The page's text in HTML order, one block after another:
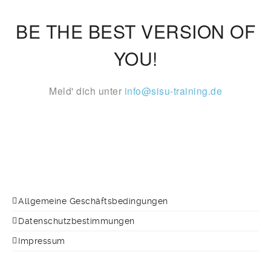
BE THE BEST VERSION OF
YOU!
Meld' dich unter info@sisu-training.de
Allgemeine Geschäftsbedingungen
Datenschutzbestimmungen
Impressum